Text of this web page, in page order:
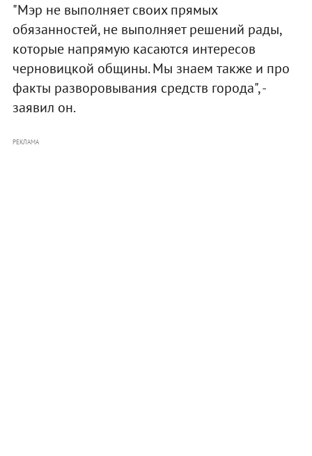
"Мэр не выполняет своих прямых
обязанностей, не выполняет решений рады,
которые напрямую касаются интересов
черновицкой общины. Мы знаем также и про
факты разворовывания средств города", -
заявил он.
РЕКЛАМА